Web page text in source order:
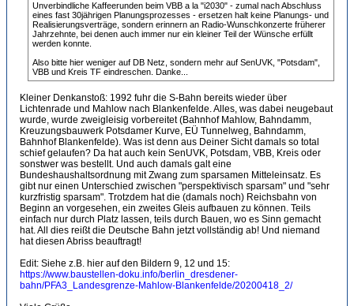
Unverbindliche Kaffeerunden beim VBB a la "i2030" - zumal nach Abschluss
eines fast 30jährigen Planungsprozesses - ersetzen halt keine Planungs- und
Realisierungsverträge, sondern erinnern an Radio-Wunschkonzerte früherer
Jahrzehnte, bei denen auch immer nur ein kleiner Teil der Wünsche erfüllt
werden konnte.
Also bitte hier weniger auf DB Netz, sondern mehr auf SenUVK, "Potsdam",
VBB und Kreis TF eindreschen. Danke...
Kleiner Denkanstoß: 1992 fuhr die S-Bahn bereits wieder über
Lichtenrade und Mahlow nach Blankenfelde. Alles, was dabei neugebaut
wurde, wurde zweigleisig vorbereitet (Bahnhof Mahlow, Bahndamm,
Kreuzungsbauwerk Potsdamer Kurve, EÜ Tunnelweg, Bahndamm,
Bahnhof Blankenfelde). Was ist denn aus Deiner Sicht damals so total
schief gelaufen? Da hat auch kein SenUVK, Potsdam, VBB, Kreis oder
sonstwer was bestellt. Und auch damals galt eine
Bundeshaushaltsordnung mit Zwang zum sparsamen Mitteleinsatz. Es
gibt nur einen Unterschied zwischen "perspektivisch sparsam" und "sehr
kurzfristig sparsam". Trotzdem hat die (damals noch) Reichsbahn von
Beginn an vorgesehen, ein zweites Gleis aufbauen zu können. Teils
einfach nur durch Platz lassen, teils durch Bauen, wo es Sinn gemacht
hat. All dies reißt die Deutsche Bahn jetzt vollständig ab! Und niemand
hat diesen Abriss beauftragt!
Edit: Siehe z.B. hier auf den Bildern 9, 12 und 15:
https://www.baustellen-doku.info/berlin_dresdener-
bahn/PFA3_Landesgrenze-Mahlow-Blankenfelde/20200418_2/